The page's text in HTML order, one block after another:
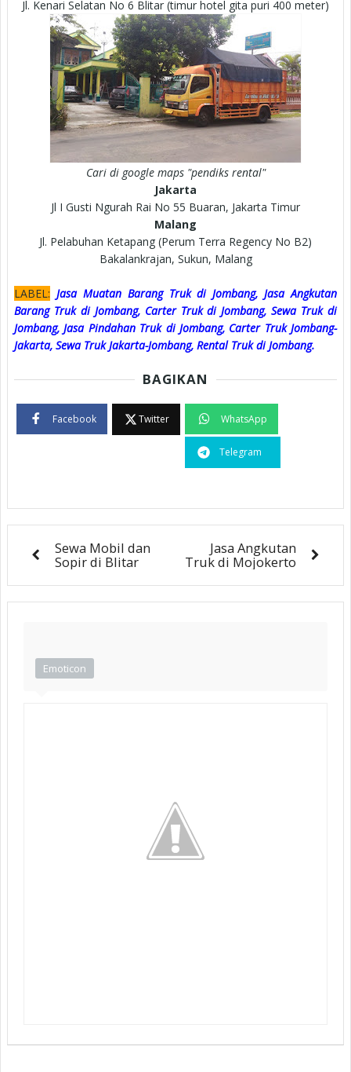
Jl. Kenari Selatan No 6 Blitar (timur hotel gita puri 400 meter)
Cari di google maps "pendiks rental"
Jakarta
Jl I Gusti Ngurah Rai No 55 Buaran, Jakarta Timur
Malang
Jl. Pelabuhan Ketapang (Perum Terra Regency No B2)
Bakalankrajan, Sukun, Malang
LABEL: Jasa Muatan Barang Truk di Jombang, Jasa Angkutan
Barang Truk di Jombang, Carter Truk di Jombang, Sewa Truk di
Jombang, Jasa Pindahan Truk di Jombang, Carter Truk Jombang-
Jakarta, Sewa Truk Jakarta-Jombang, Rental Truk di Jombang.
BAGIKAN
Facebook Twitter WhatsApp
Telegram
Sewa Mobil dan
Sopir di Blitar
Jasa Angkutan
Truk di Mojokerto
Emoticon